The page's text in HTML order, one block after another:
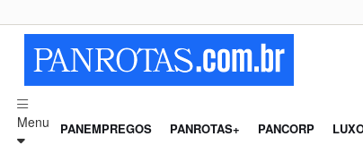
Menu PANEMPREGOS PANROTAS+ PANCORP